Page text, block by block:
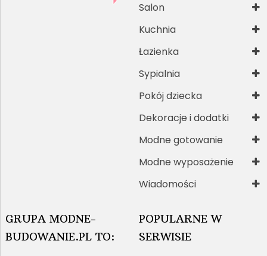
Salon
Kuchnia
Łazienka
Sypialnia
Pokój dziecka
Dekoracje i dodatki
Modne gotowanie
Modne wyposażenie
Wiadomości
GRUPA MODNE-
BUDOWANIE.PL TO:
POPULARNE W
SERWISIE